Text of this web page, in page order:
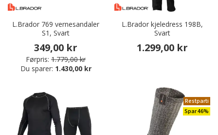
L.Brador 769 vernesandaler
S1, Svart
349,00 kr
Førpris: 1.779,00 kr
Du sparer: 1.430,00 kr
L.Brador kjeledress 198B,
Svart
1.299,00 kr
Restparti
Spar 46%